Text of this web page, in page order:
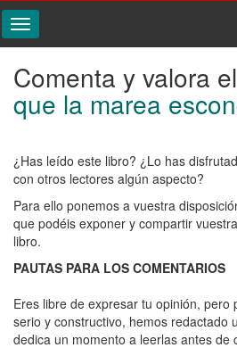
Comenta
y
valora
el
libro:
Lo
que
la
marea
esconde
Comenta y valora
que la marea
¿Has leído este libro? ¿Lo has
con otros lectores algún aspecto?
Para ello ponemos a vuestra
que podéis exponer y compartir
libro.
PAUTAS PARA LOS COMENTARIOS
Eres libre de expresar tu opinión, pero
serio y constructivo, hemos redactado
dedica un momento a leerlas antes de